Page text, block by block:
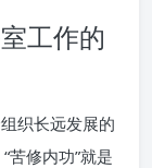
工作的
织长远发展的
苦修内功”就是